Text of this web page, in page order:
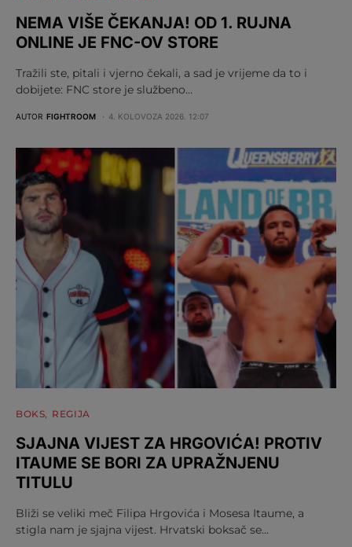
NEMA VIŠE ČEKANJA! OD 1. RUJNA
ONLINE JE FNC-OV STORE
Tražili ste, pitali i vjerno čekali, a sad je vrijeme da to i
dobijete: FNC store je službeno…
AUTOR FIGHTROOM 4. KOLOVOZA 2026. 12:07
BOKS REGIJA
SJAJNA VIJEST ZA HRGOVIĆA! PROTIV
ITAUME SE BORI ZA UPRAŽNJENU
TITULU
Bliži se veliki meč Filipa Hrgovića i Mosesa Itaume, a
stigla nam je sjajna vijest. Hrvatski boksač se…